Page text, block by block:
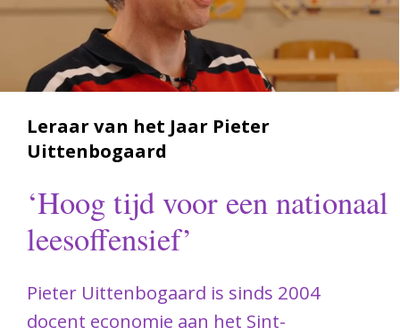
Pieter Uittenbogaard is sinds 2004
docent economie aan het Sint-
Leraar van het Jaar Pieter
Uittenbogaard
‘Hoog tijd voor een nationaal
leesoffensief’